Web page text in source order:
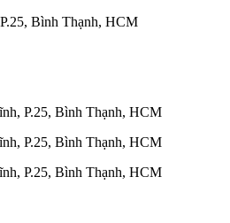
Bình Thạnh, HCM
P.25, Bình Thạnh, HCM
P.25, Bình Thạnh, HCM
P.25, Bình Thạnh, HCM